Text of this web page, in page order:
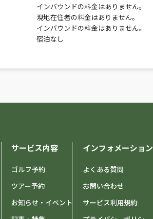
インバウンドの料金はありません。
現地在住者の料金はありません。
インバウンドの料金はありません。
宿泊なし
サービス内容
ゴルフ予約
ツアー予約
お知らせ・イベント
インフォメーション
よくある質問
お問い合わせ
サービス利用規約